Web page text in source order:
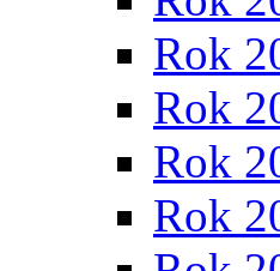
Rok
Rok
Rok
Rok